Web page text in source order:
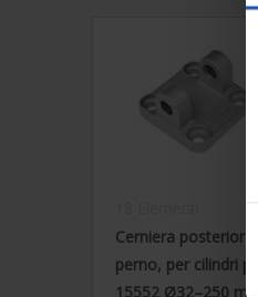
Cerniera posteriore
perno, per cilindri
15552 Ø32–250 mm